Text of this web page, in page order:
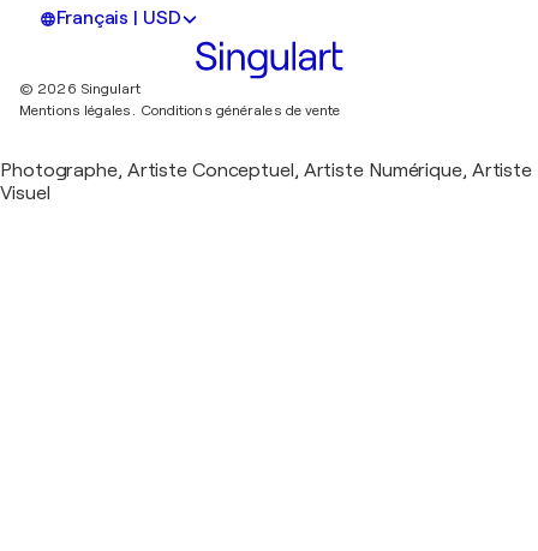
Français | USD
© 2026 Singulart
Mentions légales. Conditions générales de vente
Photographe, Artiste Conceptuel, Artiste Numérique, Artiste
Visuel